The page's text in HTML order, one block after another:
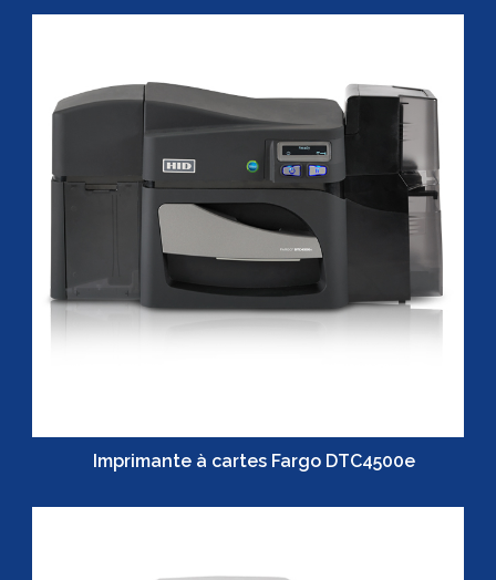
Imprimante à cartes Fargo DTC4500e